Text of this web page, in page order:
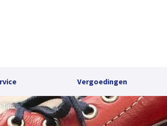
Vergoedingen
Tips